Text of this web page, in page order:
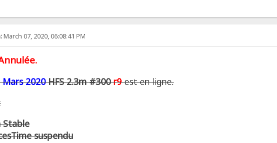
March 07, 2020, 06:08:41 PM
2020 HFS 2.3m #300 r9est en ligne.
suspendu